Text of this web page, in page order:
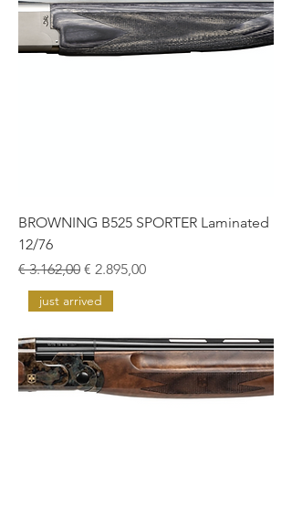
BROWNING B525 SPORTER Laminated
12/76
Normale prijs
€ 3.162,00 Verkoopprijs
€ 2.895,00
just arrived